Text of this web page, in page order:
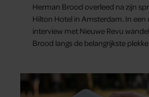
Herman Brood overleed na zijn
Hilton Hotel in Amsterdam. In een
interview met Nieuwe Revu
Brood langs de belangrijkste
aan herinneringen op. Daar
samen en werd dochter Lola